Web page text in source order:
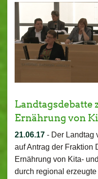
Landtagsdebatte
Ernährung von
21.06.17 - Der Landtag
auf Antrag der Fraktion
Ernährung von Kita-
durch regional